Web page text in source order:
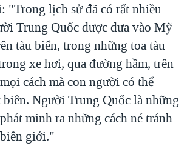
"Trong lịch sử đã có rất nhiều
Trung Quốc được đưa vào Mỹ
tàu biển, trong những toa tàu
xe hơi, qua đường hầm, trên
cách mà con người có thể
Người Trung Quốc là những
minh ra những cách né tránh
giới."